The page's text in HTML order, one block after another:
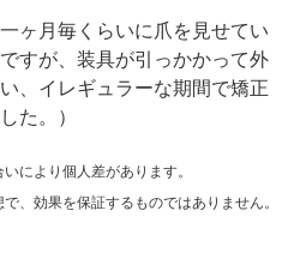
一ヶ月毎くらいに爪を見せてい
すが、装具が引っかかって外
、イレギュラーな期間で矯正
た。）
により個人差があります。
、効果を保証するものではありません。